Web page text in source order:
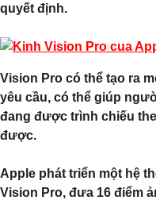
quyết định.
Vision Pro có thể tạo ra
yêu cầu, có thể giúp
đang được trình chiếu
được.
Apple phát triển một hệ
Vision Pro, đưa 16 điểm